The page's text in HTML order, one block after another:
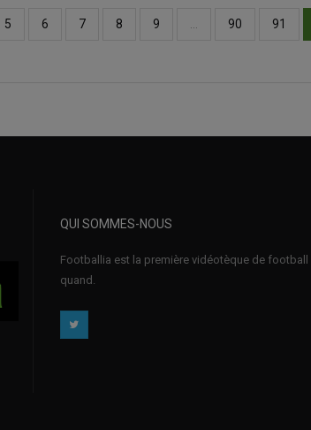
5 6 7 8 9 90 91
QUI SOMMES-NOUS
Footballia est la première vidéotèque de
quand.